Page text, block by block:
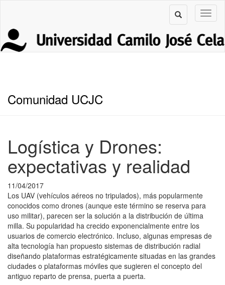
Comunidad UCJC
Logística y Drones:
expectativas y realidad
11/04/2017
Los UAV (vehículos aéreos no tripulados), más popularmente
conocidos como drones (aunque este término se reserva para
uso militar), parecen ser la solución a la distribución de última
milla. Su popularidad ha crecido exponencialmente entre los
usuarios de comercio electrónico. Incluso, algunas empresas de
alta tecnología han propuesto sistemas de distribución radial
diseñando plataformas estratégicamente situadas en las grandes
ciudades o plataformas móviles que sugieren el concepto del
antiguo reparto de prensa, puerta a puerta.